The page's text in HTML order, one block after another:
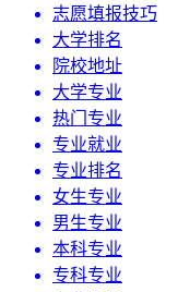
志愿填报技巧
大学排名
院校地址
大学专业
热门专业
专业就业
专业排名
女生专业
男生专业
本科专业
专科专业